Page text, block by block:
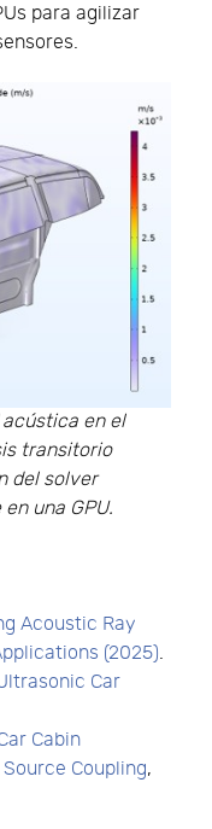
para agilizar
en el
transitorio
del solver
una GPU.
Acoustic Ray
(2025).
Car
Cabin
Coupling,